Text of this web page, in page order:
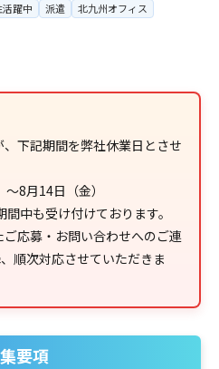
活躍中 派遣
北九州オフィス
下記期間を弊社休業日とさせ
8月14日（金）
中も受け付けております。
応募・お問い合わせへのご連
順次対応させていただきま
要項